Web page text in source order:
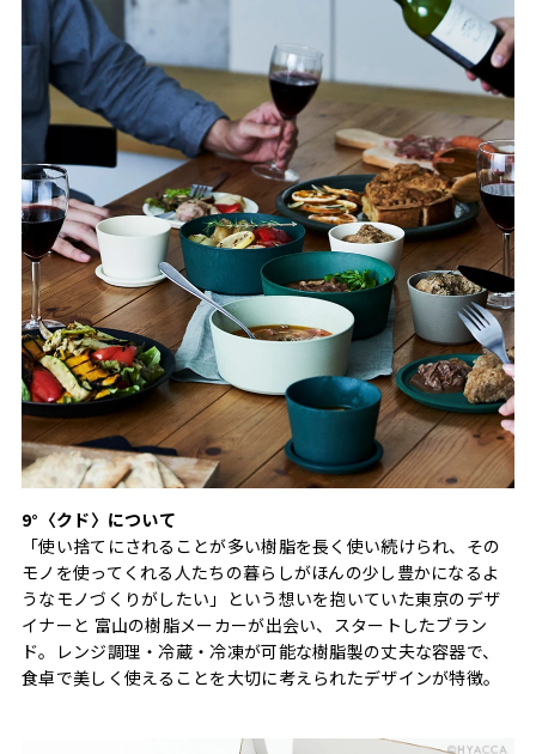
9°〈クド〉について
「使い捨てにされることが多い樹脂を長く使い続けられ、その
モノを使ってくれる人たちの暮らしがほんの少し豊かになるよ
うなモノづくりがしたい」という想いを抱いていた東京のデザ
イナーと 富山の樹脂メーカーが出会い、スタートしたブラン
ド。レンジ調理・冷蔵・冷凍が可能な樹脂製の丈夫な容器で、
食卓で美しく使えることを大切に考えられたデザインが特徴。